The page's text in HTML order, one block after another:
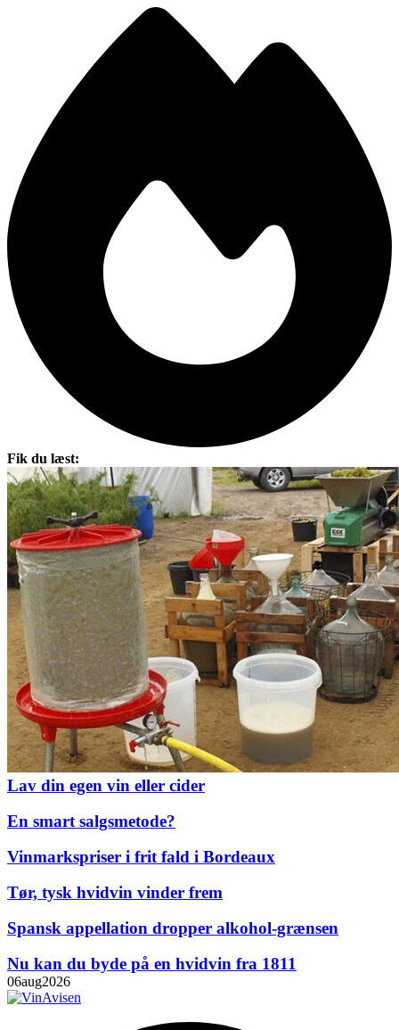
Fik du læst:
Lav din egen vin eller cider
En smart salgsmetode?
Vinmarkspriser i frit fald i Bordeaux
Tør, tysk hvidvin vinder frem
Spansk appellation dropper alkohol-grænsen
Nu kan du byde på en hvidvin fra 1811
06aug2026